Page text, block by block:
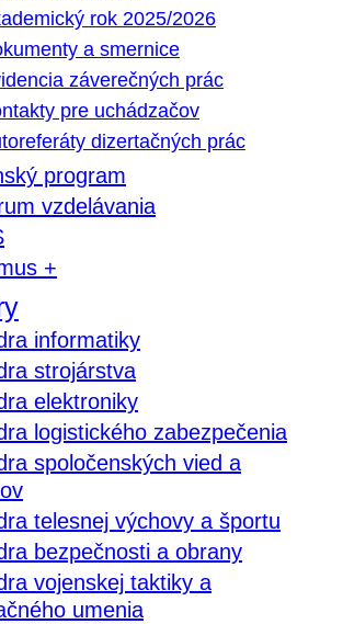
rok 2025/2026
a smernice
záverečných prác
pre uchádzačov
dizertačných prác
program
vzdelávania
+
informatiky
strojárstva
elektroniky
logistického zabezpečenia
spoločenských vied a
telesnej výchovy a športu
bezpečnosti a obrany
vojenskej taktiky a
umenia